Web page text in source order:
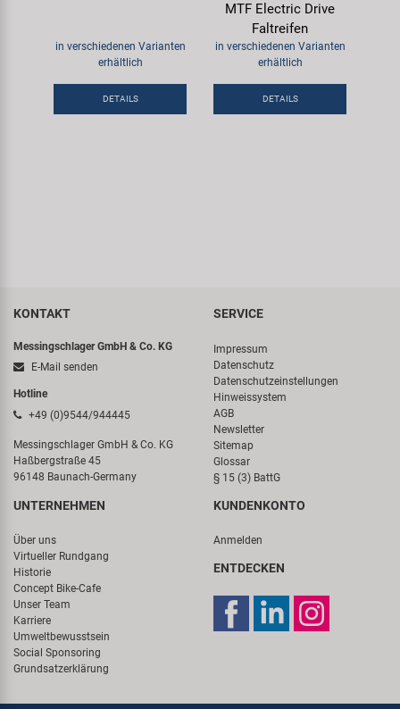
in verschiedenen Varianten
erhältlich
DETAILS
MTF Electric Drive
Faltreifen
in verschiedenen Varianten
erhältlich
DETAILS
KONTAKT
Messingschlager GmbH & Co. KG
E-Mail senden
Hotline
+49 (0)9544/944445
Messingschlager GmbH & Co. KG
Haßbergstraße 45
96148 Baunach-Germany
SERVICE
Impressum
Datenschutz
Datenschutzeinstellungen
Hinweissystem
AGB
Newsletter
Sitemap
Glossar
§ 15 (3) BattG
UNTERNEHMEN
Über uns
Virtueller Rundgang
Historie
Concept Bike-Cafe
Unser Team
Karriere
Umweltbewusstsein
Social Sponsoring
Grundsatzerklärung
KUNDENKONTO
Anmelden
ENTDECKEN